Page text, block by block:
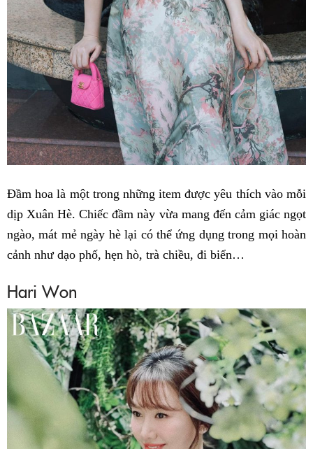
Đầm hoa là một trong những item được yêu thích vào mỗi
dịp Xuân Hè. Chiếc đầm này vừa mang đến cảm giác ngọt
ngào, mát mẻ ngày hè lại có thể ứng dụng trong mọi hoàn
cảnh như dạo phố, hẹn hò, trà chiều, đi biển…
Hari Won